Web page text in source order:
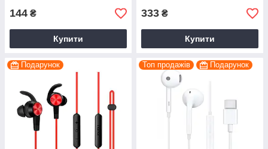
144 ₴
Купити
333 ₴
Купити
Подарунок Топ продажів Подарунок